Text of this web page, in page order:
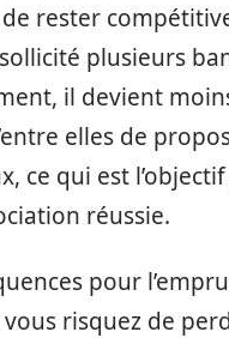
rester
plusieurs
il devient
elles de
ce qui est
réussie.
pour
risquez de